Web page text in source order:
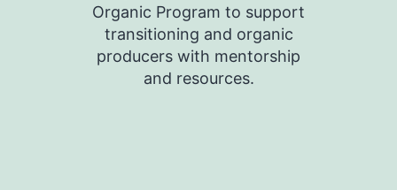
Organic Program to support
transitioning and organic
producers with mentorship
and resources.